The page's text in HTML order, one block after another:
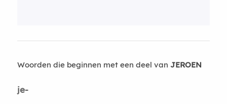
Woorden die beginnen met een deel van JEROEN
je-